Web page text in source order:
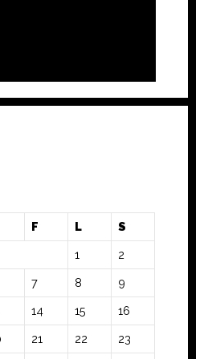
F L S
1 2
7 8 9
14 15 16
21 22 23